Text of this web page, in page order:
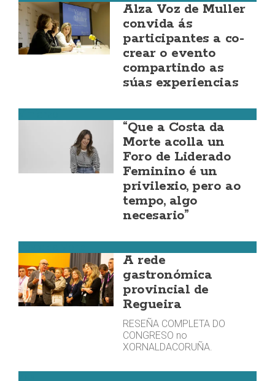
Alza Voz de Muller
convida ás
participantes a co-
crear o evento
compartindo as
súas experiencias
“Que a Costa da
Morte acolla un
Foro de Liderado
Feminino é un
privilexio, pero ao
tempo, algo
necesario”
A rede
gastronómica
provincial de
Regueira
RESEÑA COMPLETA DO
CONGRESO no
XORNALDACORUÑA.